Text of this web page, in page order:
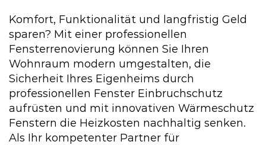
Komfort, Funktionalität und langfristig Geld
sparen? Mit einer professionellen
Fensterrenovierung können Sie Ihren
Wohnraum modern umgestalten, die
Sicherheit Ihres Eigenheims durch
professionellen Fenster Einbruchschutz
aufrüsten und mit innovativen Wärmeschutz
Fenstern die Heizkosten nachhaltig senken.
Als Ihr kompetenter Partner für